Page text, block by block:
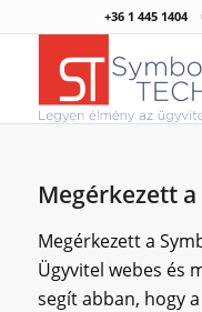
+36 1 445 1404
Megérkezett
Megérkezett a
Ügyvitel webes és
segít abban, hogy